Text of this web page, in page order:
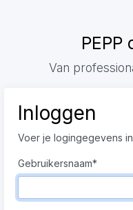
PEPP
Van
Inloggen
Voer je logingegevens
Gebruikersnaam*